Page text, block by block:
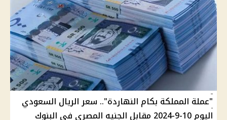
"عملة المملكة بكام النهاردة".. سعر الريال السعودي
اليوم 10-9-2024 مقابل الجنيه المصري في البنوك